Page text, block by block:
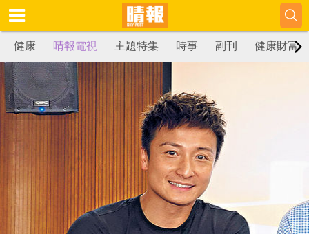
健康 晴報電視 主題特集 時事 副刊 健康財富